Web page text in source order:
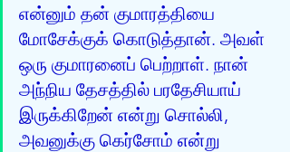
என்னும் தன் குமாரத்தியை
மோசேக்குக் கொடுத்தான். அவள்
ஒரு குமாரனைப் பெற்றாள். நான்
அந்நிய தேசத்தில் பரதேசியாய்
இருக்கிறேன் என்று சொல்லி,
அவனுக்கு கெர்சோம் என்று